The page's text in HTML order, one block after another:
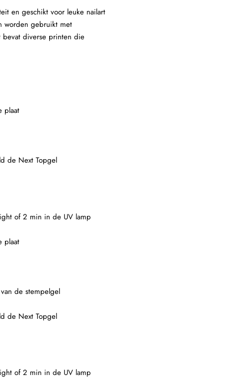
en geschikt voor leuke nailart
worden gebruikt met
bevat diverse printen die
plaat
de Next Topgel
of 2 min in de UV lamp
plaat
de stempelgel
de Next Topgel
of 2 min in de UV lamp